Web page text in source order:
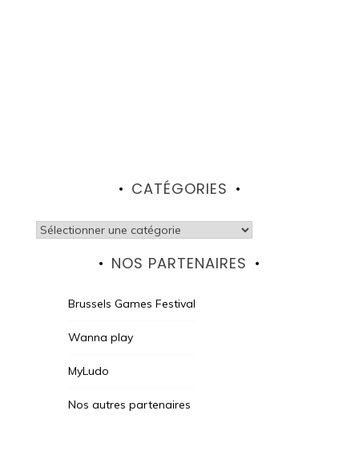
CATÉGORIES
Catégories
NOS PARTENAIRES
Brussels Games Festival
Wanna play
MyLudo
Nos autres partenaires